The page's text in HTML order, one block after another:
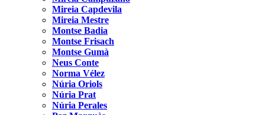
Mireia Capdevila
Mireia Mestre
Montse Badia
Montse Frisach
Montse Gumà
Neus Conte
Norma Vélez
Núria Oriols
Núria Prat
Núria Perales